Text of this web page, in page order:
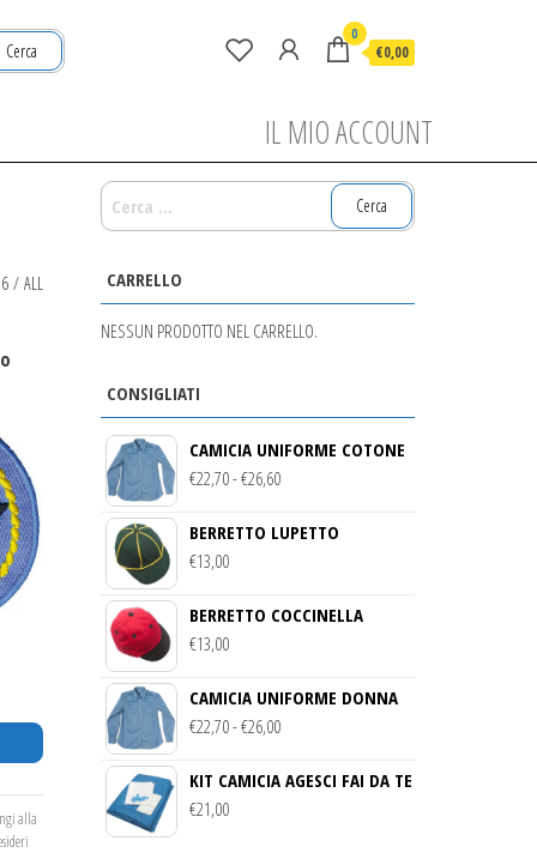
Cerca
0
€0,00
IL MIO ACCOUNT
/ ALL
alla
RICERCA
PER:
CARRELLO
NESSUN PRODOTTO NEL CARRELLO.
CONSIGLIATI
CAMICIA UNIFORME COTONE
€22,70-€26,60FASCIA
PREZZO:
A
BERRETTO LUPETTO
€13,00
BERRETTO COCCINELLA
€13,00
CAMICIA UNIFORME DONNA
€22,70-€26,00FASCIA
PREZZO:
KIT CAMICIA AGESCI FAI DA TE
€21,00